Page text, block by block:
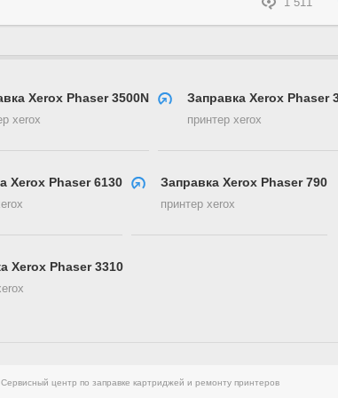
1 511
Xerox Phaser 3500N
xerox
Заправка Xerox Phaser
принтер xerox
Xerox Phaser 6130 Заправка Xerox Phaser 790
принтер xerox
Xerox Phaser 3310
Сервисный центр по заправке картриджей и ремонту принтеров